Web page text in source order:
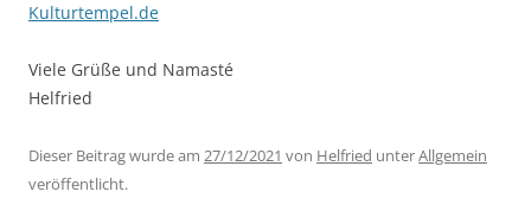
Kulturtempel.de
Viele Grüße und Namasté
Helfried
Dieser Beitrag wurde am 27/12/2021 von Helfried unterAllgemein
veröffentlicht.